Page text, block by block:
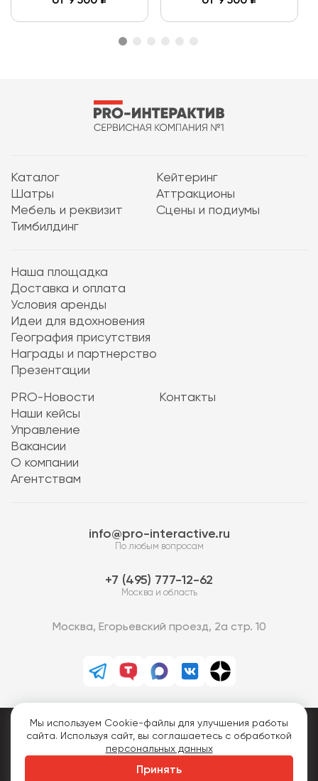
Каталог
Кейтеринг
Шатры
Аттракционы
Мебель и реквизит
Сцены и подиумы
Тимбилдинг
Наша площадка
Доставка и оплата
Условия аренды
Идеи для вдохновения
География присутствия
Награды и партнерство
Презентации
PRO-Новости
Наши кейсы
Управление
Вакансии
О компании
Агентствам
Контакты
info@pro-interactive.ru
По любым вопросам
7 (495) 777-12-62
Москва и область
Москва, Егорьевский проезд, 2а стр. 10
PRO-Интерактив © 2013-2026.
Все права защищены.
Политика конфиденциальности
Мы используем Cookie-файлы для улучшения работы
сайта. Используя сайт, вы соглашаетесь с обработкой
персональных данных
Принять